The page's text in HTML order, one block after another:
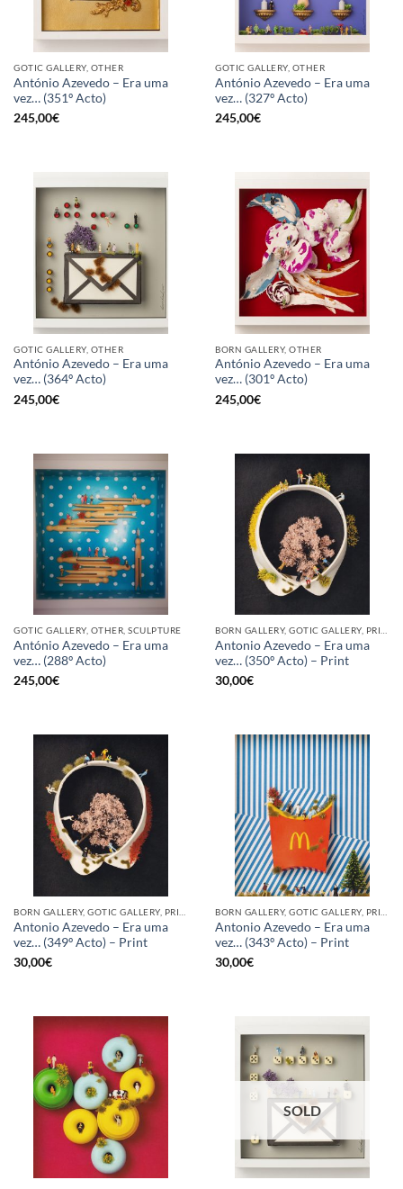
GOTIC GALLERY, OTHER
António Azevedo – Era uma
vez… (351º Acto)
245,00€
GOTIC GALLERY, OTHER
António Azevedo – Era uma
vez… (327º Acto)
245,00€
GOTIC GALLERY, OTHER
António Azevedo – Era uma
vez… (364º Acto)
245,00€
BORN GALLERY, OTHER
António Azevedo – Era uma
vez… (301º Acto)
245,00€
GOTIC GALLERY, OTHER, SCULPTURE
António Azevedo – Era uma
vez… (288º Acto)
245,00€
Antonio Azevedo – Era uma
vez… (350º Acto) – Print
30,00€
Antonio Azevedo – Era uma
vez… (349º Acto) – Print
30,00€
Antonio Azevedo – Era uma
vez… (343º Acto) – Print
30,00€
SOLD